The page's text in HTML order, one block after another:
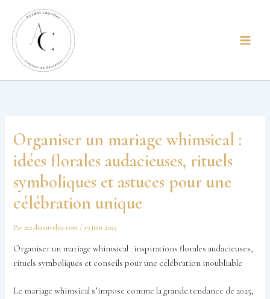
principal
contenu
Organiser un mariage whimsical :
idées florales audacieuses, rituels
symboliques et astuces pour une
célébration unique
Parazzdincuvelier.com / 19 juin 2025
Organiser un mariage whimsical : inspirations florales audacieuses,
rituels symboliques et conseils pour une célébration inoubliable
Le mariage whimsical s’impose comme la grande tendance de 2025,